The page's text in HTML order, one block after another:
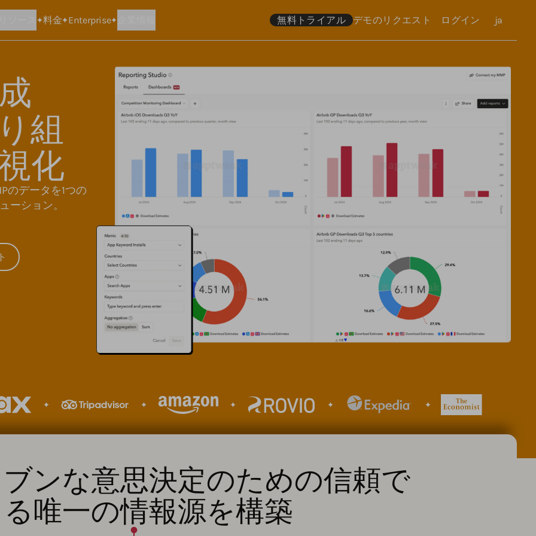
料金 Enterprise 無料トライアル デモのリクエスト ログイン 言語
ja
組
化
のデータを1つの
ーション。
ンな意思決定のための信頼で
唯一の情報源を構築